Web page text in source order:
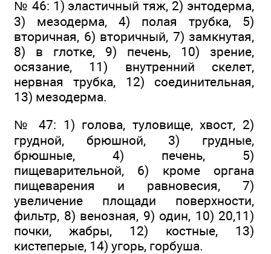
№ 46: 1) эластичный тяж, 2) энтодерма,
3) мезодерма, 4) полая трубка, 5)
вторичная, 6) вторичный, 7) замкнутая,
8) в глотке, 9) печень, 10) зрение,
осязание, 11) внутренний скелет,
нервная трубка, 12) соединительная,
13) мезодерма.
№ 47: 1) голова, туловище, хвост, 2)
грудной, брюшной, 3) грудные,
брюшные, 4) печень, 5)
пищеварительной, 6) кроме органа
пищеварения и равновесия, 7)
увеличение площади поверхности,
фильтр, 8) венозная, 9) один, 10) 20,11)
почки, жабры, 12) костные, 13)
кистеперые, 14) угорь, горбуша.